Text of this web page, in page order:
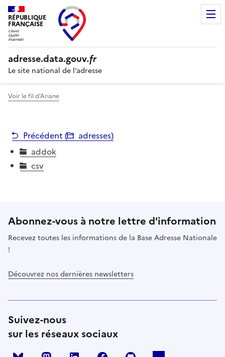
RÉPUBLIQUE
FRANÇAISE
adresse.data.gouv.fr
Le site national de l’adresse
Voir le fil d’Ariane
Précédent ( adresses)
addok
csv
Abonnez-vous à notre lettre d'information
Recevez toutes les informations de la Base Adresse Nationale
!
Découvrez nos dernières newsletters
Suivez-nous
sur les réseaux sociaux